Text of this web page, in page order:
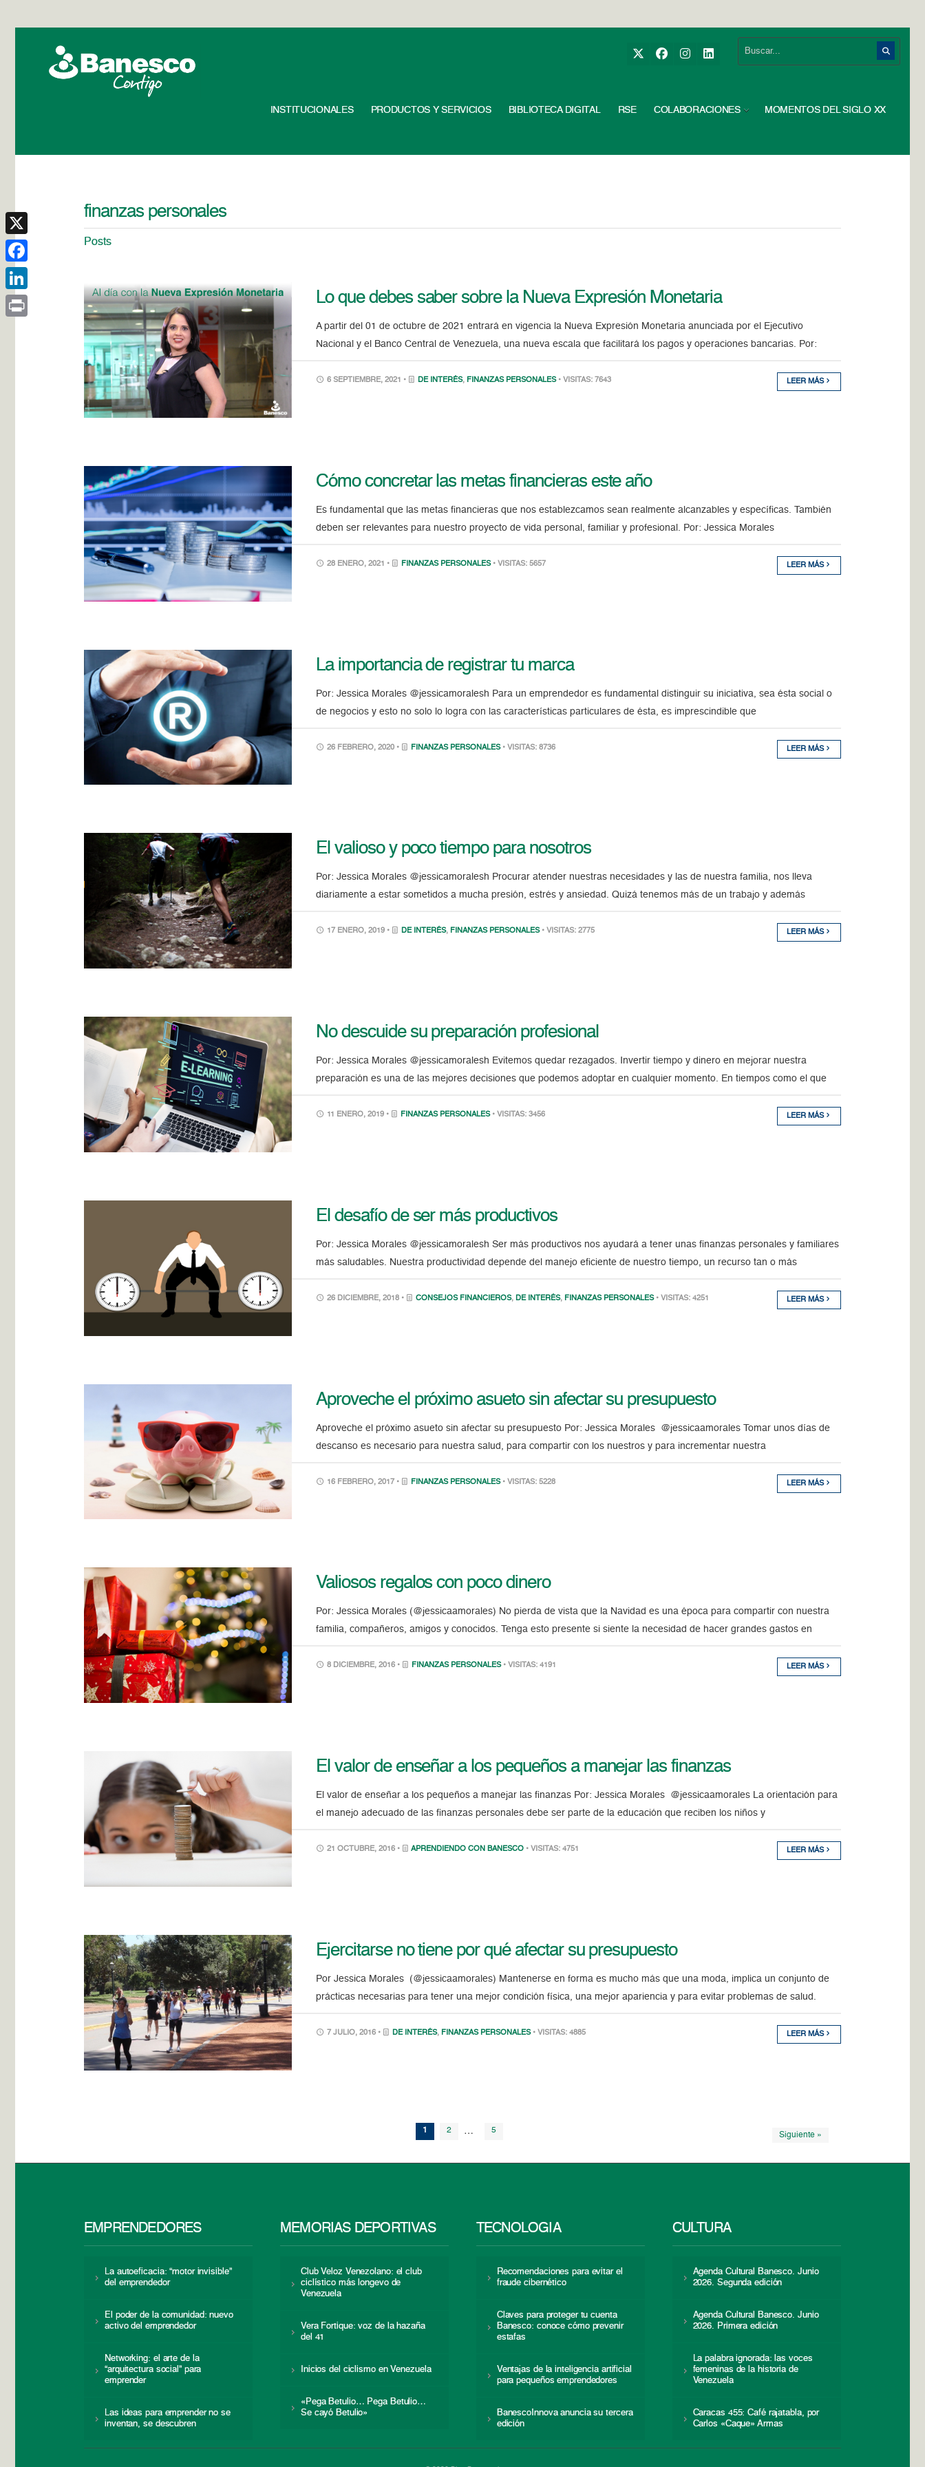
INSTITUCIONALES PRODUCTOS Y SERVICIOS BIBLIOTECA DIGITAL RSE COLABORACIONES MOMENTOS DEL SIGLO XX
finanzas personales
Posts
Lo que debes saber sobre la Nueva Expresión Monetaria
A partir del 01 de octubre de 2021 entrará en vigencia la Nueva Expresión Monetaria anunciada por el Ejecutivo
Nacional y el Banco Central de Venezuela, una nueva escala que facilitará los pagos y operaciones bancarias. Por:
6 SEPTIEMBRE, 2021 • DE INTERÉS, FINANZAS PERSONALES • VISITAS: 7643 LEER MÁS
Cómo concretar las metas financieras este año
Es fundamental que las metas financieras que nos establezcamos sean realmente alcanzables y específicas. También
deben ser relevantes para nuestro proyecto de vida personal, familiar y profesional. Por: Jessica Morales
28 ENERO, 2021 • FINANZAS PERSONALES • VISITAS: 5657 LEER MÁS
La importancia de registrar tu marca
Por: Jessica Morales @jessicamoralesh Para un emprendedor es fundamental distinguir su iniciativa, sea ésta social o
de negocios y esto no solo lo logra con las características particulares de ésta, es imprescindible que
26 FEBRERO, 2020 • FINANZAS PERSONALES • VISITAS: 8736 LEER MÁS
El valioso y poco tiempo para nosotros
Por: Jessica Morales @jessicamoralesh Procurar atender nuestras necesidades y las de nuestra familia, nos lleva
diariamente a estar sometidos a mucha presión, estrés y ansiedad. Quizá tenemos más de un trabajo y además
17 ENERO, 2019 • DE INTERÉS, FINANZAS PERSONALES • VISITAS: 2775 LEER MÁS
No descuide su preparación profesional
Por: Jessica Morales @jessicamoralesh Evitemos quedar rezagados. Invertir tiempo y dinero en mejorar nuestra
preparación es una de las mejores decisiones que podemos adoptar en cualquier momento. En tiempos como el que
11 ENERO, 2019 • FINANZAS PERSONALES • VISITAS: 3456 LEER MÁS
El desafío de ser más productivos
Por: Jessica Morales @jessicamoralesh Ser más productivos nos ayudará a tener unas finanzas personales y familiares
más saludables. Nuestra productividad depende del manejo eficiente de nuestro tiempo, un recurso tan o más
26 DICIEMBRE, 2018 • CONSEJOS FINANCIEROS, DE INTERÉS, FINANZAS PERSONALES • VISITAS: 4251 LEER MÁS
Aproveche el próximo asueto sin afectar su presupuesto
Aproveche el próximo asueto sin afectar su presupuesto Por: Jessica Morales @jessicaamorales Tomar unos días de
descanso es necesario para nuestra salud, para compartir con los nuestros y para incrementar nuestra
16 FEBRERO, 2017 • FINANZAS PERSONALES • VISITAS: 5228 LEER MÁS
Valiosos regalos con poco dinero
Por: Jessica Morales (@jessicaamorales) No pierda de vista que la Navidad es una época para compartir con nuestra
familia, compañeros, amigos y conocidos. Tenga esto presente si siente la necesidad de hacer grandes gastos en
8 DICIEMBRE, 2016 • FINANZAS PERSONALES • VISITAS: 4191 LEER MÁS
El valor de enseñar a los pequeños a manejar las finanzas
El valor de enseñar a los pequeños a manejar las finanzas Por: Jessica Morales @jessicaamorales La orientación para
el manejo adecuado de las finanzas personales debe ser parte de la educación que reciben los niños y
21 OCTUBRE, 2016 • APRENDIENDO CON BANESCO • VISITAS: 4751 LEER MÁS
Ejercitarse no tiene por qué afectar su presupuesto
Por Jessica Morales (@jessicaamorales) Mantenerse en forma es mucho más que una moda, implica un conjunto de
prácticas necesarias para tener una mejor condición física, una mejor apariencia y para evitar problemas de salud.
7 JULIO, 2016 • DE INTERÉS, FINANZAS PERSONALES • VISITAS: 4885 LEER MÁS
1 2 … 5
Siguiente »
EMPRENDEDORES
La autoeficacia: “motor invisible”
del emprendedor
El poder de la comunidad: nuevo
activo del emprendedor
Networking: el arte de la
“arquitectura social” para
emprender
Las ideas para emprender no se
inventan, se descubren
MEMORIAS DEPORTIVAS
Club Veloz Venezolano: el club
ciclístico más longevo de
Venezuela
Vera Fortique: voz de la hazaña
del 41
Inicios del ciclismo en Venezuela
«Pega Betulio… Pega Betulio…
Se cayó Betulio»
TECNOLOGÍA
Recomendaciones para evitar el
fraude cibernético
Claves para proteger tu cuenta
Banesco: conoce cómo prevenir
estafas
Ventajas de la inteligencia artificial
para pequeños emprendedores
BanescoInnova anuncia su tercera
edición
CULTURA
Agenda Cultural Banesco. Junio
2026. Segunda edición
Agenda Cultural Banesco. Junio
2026. Primera edición
La palabra ignorada: las voces
femeninas de la historia de
Venezuela
Caracas 455: Café rajatabla, por
Carlos «Caque» Armas
X
Facebook
LinkedIn